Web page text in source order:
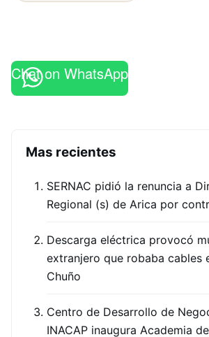
Chat on WhatsApp
Mas recientes
SERNAC pidió la renuncia a
Regional (s) de Arica por
Descarga eléctrica provocó
extranjero que robaba cables
Chuño
Centro de Desarrollo de
INACAP inaugura Academia